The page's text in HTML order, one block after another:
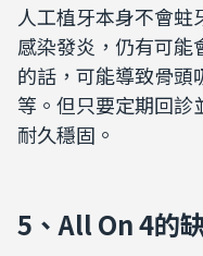
人工植牙本身不會
感染發炎，仍有可能
的話，可能導致骨
等。但只要定期回診
耐久穩固。
5、All On 4的